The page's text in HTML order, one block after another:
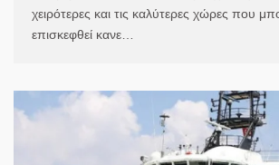
χειρότερες και τις καλύτερες χώρες που
επισκεφθεί κανε…